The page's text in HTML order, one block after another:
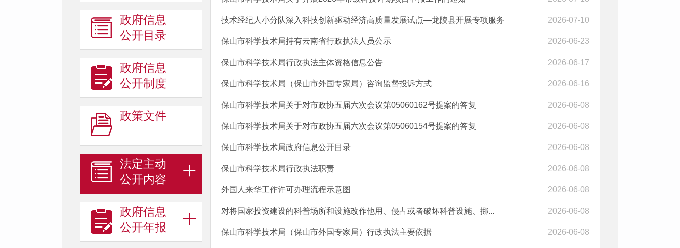
政府信息
公开目录
政府信息
公开制度
政策文件
法定主动
公开内容
政府信息
公开年报
技术经纪人小分队深入科技创新驱动经济高质量发展试点—龙陵县开展专项服务 2026-07-10
保山市科学技术局持有云南省行政执法人员公示 2026-06-23
保山市科学技术局行政执法主体资格信息公告 2026-06-17
保山市科学技术局（保山市外国专家局）咨询监督投诉方式 2026-06-16
保山市科学技术局关于对市政协五届六次会议第05060162号提案的答复 2026-06-08
保山市科学技术局关于对市政协五届六次会议第05060154号提案的答复 2026-06-08
保山市科学技术局政府信息公开目录 2026-06-08
保山市科学技术局行政执法职责 2026-06-08
外国人来华工作许可办理流程示意图 2026-06-08
对将国家投资建设的科普场所和设施改作他用、侵占或者破坏科普设施、挪... 2026-06-08
保山市科学技术局（保山市外国专家局）行政执法主要依据 2026-06-08